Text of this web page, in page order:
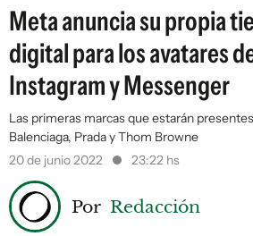
Meta anuncia su propia
digital para los avatares
Instagram y Messenger
Las primeras marcas que estarán
Balenciaga, Prada y Thom Browne
20 de junio 2022
23:22 hs
Por Redacción